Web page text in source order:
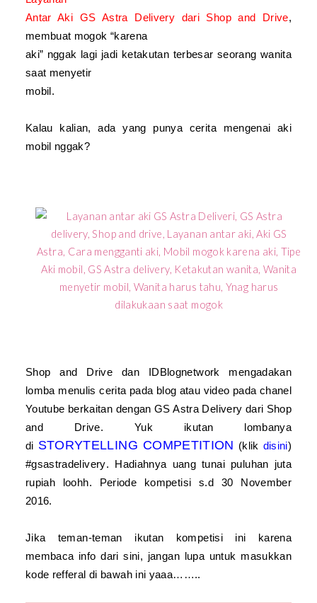
Antar Aki GS Astra Delivery dari Shopand Drive,
membuat mogok “karena
aki” nggak lagi jadi ketakutan terbesar seorang wanita
saat menyetir
mobil.
Kalau kalian, ada yang punya cerita mengenai aki
mobil nggak?
Shop and Drivedan IDBlognetwork mengadakan
lomba menulis cerita pada blog atau video pada chanel
Youtube berkaitan denganGS Astra Delivery dari Shop
and
Drive. Yuk ikutan lombanya
di STORYTELLING COMPETITION (klik disini)
#gsastradelivery. Hadiahnya uang tunai puluhan juta
rupiah loohh. Periode kompetisi s.d 30 November
2016.
Jika teman-teman ikutan kompetisi ini karena
membaca info dari sini, jangan lupa untuk masukkan
kode refferal di bawah ini yaaa……..